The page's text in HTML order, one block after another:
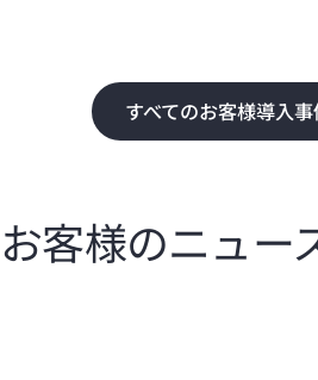
すべてのお客様導入
お客様のニュー